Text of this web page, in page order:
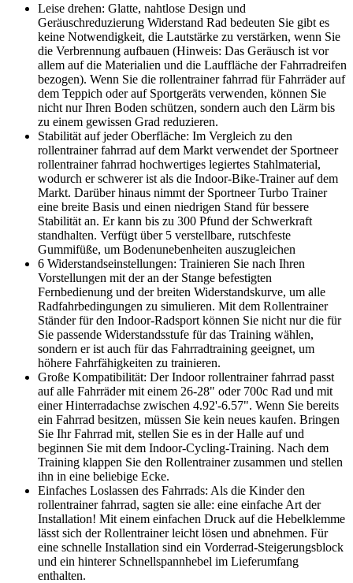
Leise drehen: Glatte, nahtlose Design und
Geräuschreduzierung Widerstand Rad bedeuten Sie gibt es
keine Notwendigkeit, die Lautstärke zu verstärken, wenn Sie
die Verbrennung aufbauen (Hinweis: Das Geräusch ist vor
allem auf die Materialien und die Lauffläche der Fahrradreifen
bezogen). Wenn Sie die rollentrainer fahrrad für Fahrräder auf
dem Teppich oder auf Sportgeräts verwenden, können Sie
nicht nur Ihren Boden schützen, sondern auch den Lärm bis
zu einem gewissen Grad reduzieren.
Stabilität auf jeder Oberfläche: Im Vergleich zu den
rollentrainer fahrrad auf dem Markt verwendet der Sportneer
rollentrainer fahrrad hochwertiges legiertes Stahlmaterial,
wodurch er schwerer ist als die Indoor-Bike-Trainer auf dem
Markt. Darüber hinaus nimmt der Sportneer Turbo Trainer
eine breite Basis und einen niedrigen Stand für bessere
Stabilität an. Er kann bis zu 300 Pfund der Schwerkraft
standhalten. Verfügt über 5 verstellbare, rutschfeste
Gummifüße, um Bodenunebenheiten auszugleichen
6 Widerstandseinstellungen: Trainieren Sie nach Ihren
Vorstellungen mit der an der Stange befestigten
Fernbedienung und der breiten Widerstandskurve, um alle
Radfahrbedingungen zu simulieren. Mit dem Rollentrainer
Ständer für den Indoor-Radsport können Sie nicht nur die für
Sie passende Widerstandsstufe für das Training wählen,
sondern er ist auch für das Fahrradtraining geeignet, um
höhere Fahrfähigkeiten zu trainieren.
Große Kompatibilität: Der Indoor rollentrainer fahrrad passt
auf alle Fahrräder mit einem 26-28" oder 700c Rad und mit
einer Hinterradachse zwischen 4.92'-6.57". Wenn Sie bereits
ein Fahrrad besitzen, müssen Sie kein neues kaufen. Bringen
Sie Ihr Fahrrad mit, stellen Sie es in der Halle auf und
beginnen Sie mit dem Indoor-Cycling-Training. Nach dem
Training klappen Sie den Rollentrainer zusammen und stellen
ihn in eine beliebige Ecke.
Einfaches Loslassen des Fahrrads: Als die Kinder den
rollentrainer fahrrad, sagten sie alle: eine einfache Art der
Installation! Mit einem einfachen Druck auf die Hebelklemme
lässt sich der Rollentrainer leicht lösen und abnehmen. Für
eine schnelle Installation sind ein Vorderrad-Steigerungsblock
und ein hinterer Schnellspannhebel im Lieferumfang
enthalten.